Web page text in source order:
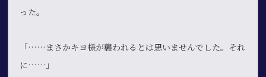
った。
「……まさかキヨ様が襲われるとは思いませんでした。それ
に……」